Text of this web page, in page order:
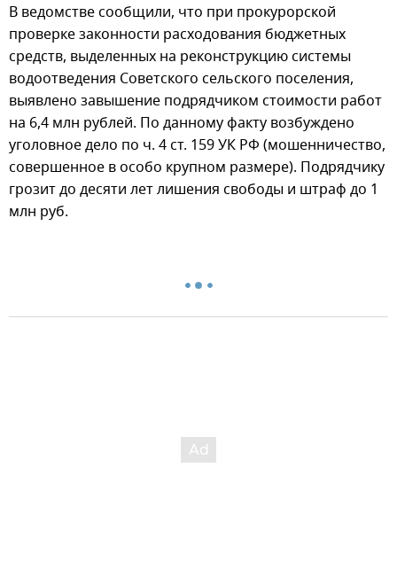
В ведомстве сообщили, что при прокурорской
проверке законности расходования бюджетных
средств, выделенных на реконструкцию системы
водоотведения Советского сельского поселения,
выявлено завышение подрядчиком стоимости работ
на 6,4 млн рублей. По данному факту возбуждено
уголовное дело по ч. 4 ст. 159 УК РФ (мошенничество,
совершенное в особо крупном размере). Подрядчику
грозит до десяти лет лишения свободы и штраф до 1
млн руб.